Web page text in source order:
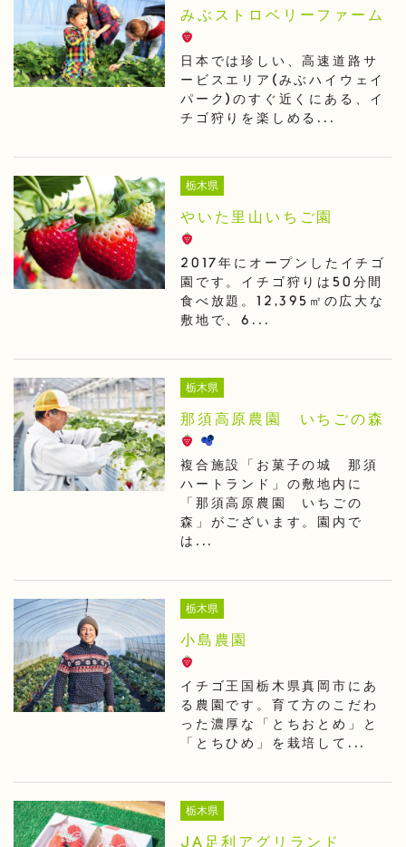
みぶストロベリーファーム
日本では珍しい、高速道路サ
ービスエリア(みぶハイウェイ
パーク)のすぐ近くにある、イ
チゴ狩りを楽しめる...
栃木県
やいた里山いちご園
2017年にオープンしたイチゴ
園です。イチゴ狩りは50分間
食べ放題。12,395㎡の広大な
敷地で、6...
栃木県
那須高原農園 いちごの森
複合施設「お菓子の城 那須
ハートランド」の敷地内に
「那須高原農園 いちごの
森」がございます。園内で
は...
栃木県
小島農園
イチゴ王国栃木県真岡市にあ
る農園です。育て方のこだわ
った濃厚な「とちおとめ」と
「とちひめ」を栽培して...
栃木県
JA足利アグリランド